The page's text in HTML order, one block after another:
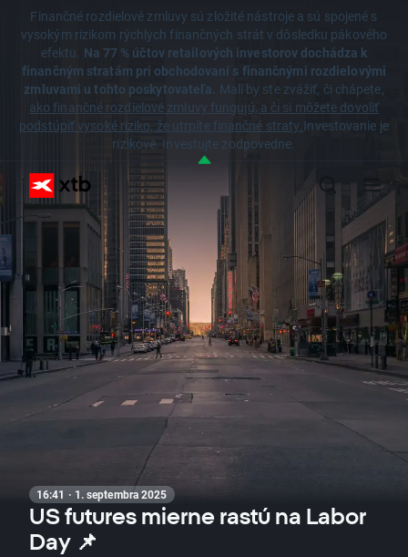
Finančné rozdielové zmluvy sú zložité nástroje a sú spojené s
vysokým rizikom rýchlych finančných strát v dôsledku pákového
efektu. Na 77 % účtov retailových investorov dochádza k
finančným stratám pri obchodovaní s finančnými rozdielovými
zmluvami u tohto poskytovateľa. Mali by ste zvážiť, či chápete,
ako finančné rozdielové zmluvy fungujú, a či si môžete dovoliť
podstúpiť vysoké riziko, že utrpíte finančné straty.Investovanie je
rizikové. Investujte zodpovedne.
16:41 · 1. septembra 2025
US futures mierne rastú na Labor
Day 📌